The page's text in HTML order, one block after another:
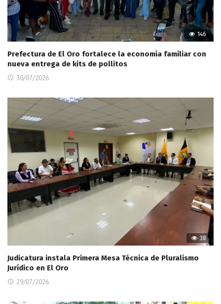
146
Prefectura de El Oro fortalece la economía familiar con
nueva entrega de kits de pollitos
30/07/2026
38
Judicatura instala Primera Mesa Técnica de Pluralismo
Jurídico en El Oro
29/07/2026